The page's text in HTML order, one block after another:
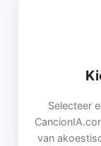
Selecteer
van